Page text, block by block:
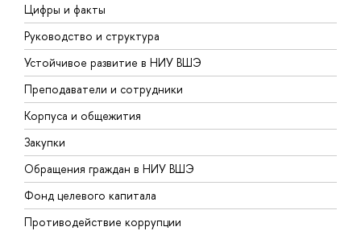
Цифры и факты
Руководство и структура
Устойчивое развитие в НИУ ВШЭ
Преподаватели и сотрудники
Корпуса и общежития
Закупки
Обращения граждан в НИУ ВШЭ
Фонд целевого капитала
Противодействие коррупции